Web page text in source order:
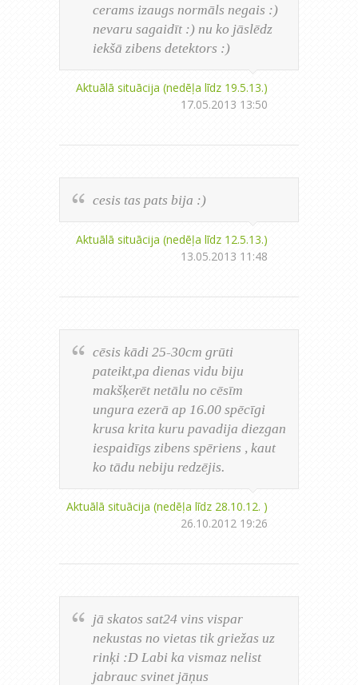
cerams izaugs normāls negais :)
nevaru sagaidīt :) nu ko jāslēdz
iekšā zibens detektors :)
Aktuālā situācija (nedēļa līdz 19.5.13.)
17.05.2013 13:50
cesis tas pats bija :)
Aktuālā situācija (nedēļa līdz 12.5.13.)
13.05.2013 11:48
cēsis kādi 25-30cm grūti
pateikt,pa dienas vidu biju
makšķerēt netālu no cēsīm
ungura ezerā ap 16.00 spēcīgi
krusa krita kuru pavadija diezgan
iespaidīgs zibens spēriens , kaut
ko tādu nebiju redzējis.
Aktuālā situācija (nedēļa līdz 28.10.12. )
26.10.2012 19:26
jā skatos sat24 vins vispar
nekustas no vietas tik griežas uz
rinķi :D Labi ka vismaz nelist
jabrauc svinet jāņus